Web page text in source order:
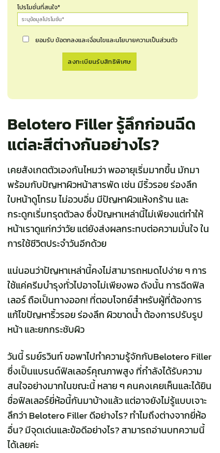
โปรโมชั่นที่สนใจ*
ยอมรับ ข้อตกลงและเงื่อนไขและนโยบายความเป็นส่วนตัว
Belotero Filler รู้ลึกก่อนฉีด
แต่ละสีต่างกันอย่างไร?
เคยสังเกตตัวเองกันไหมว่า พออายุเริ่มมากขึ้น มักมา
พร้อมกับปัญหาผิวหน้าสารพัด เช่น มีริ้วรอย ร่องลึก
ใบหน้าดูโทรม ไม่อวบอิ่ม มีปัญหาผิวแห้งกร้าน และ
กระดูกเริ่มทรุดตัวลง ซึ่งปัญหาเหล่านี้ไม่เพียงแต่ทำให้
หน้าเราดูแก่กว่าวัย แต่ยังส่งผลกระทบต่อความมั่นใจ ใน
การใช้ชีวิตประจำวันอีกด้วย
แน่นอนว่าปัญหาเหล่านี้คงไม่สามารถหมดไปง่าย ๆ การ
ใช้แค่ครีมบำรุงทั่วไปอาจไม่เพียงพอ ดังนั้น การฉีดฟิล
เลอร์ ถือเป็นทางออก! ที่ตอบโจทย์สำหรับผู้ที่ต้องการ
แก้ไขปัญหาริ้วรอย ร่องลึก ผิวขาดน้ำ ต้องการปรับรูป
หน้า และยกกระชับผิว
วันนี้ รมย์รวินท์ ขอพาไปทำความรู้จักกับBelotero Filler
ซึ่งเป็นแบรนด์ฟิลเลอร์คุณภาพสูง ที่กำลังได้รับความ
สนใจอย่างมากในขณะนี้ หลาย ๆ คนคงเคยเห็นและได้ยิน
ชื่อฟิลเลอร์ยี่ห้อนี้กันมาบ้างแล้ว แต่อาจยังไม่รู้แบบเจาะ
ลึกว่า Belotero Filler ดีอย่างไร? ทำไมถึงต่างจากยี่ห้อ
อื่น? มีจุดเด่นและข้อดีอย่างไร? สามารถอ่านบทความนี้
ได้เลยค่ะ